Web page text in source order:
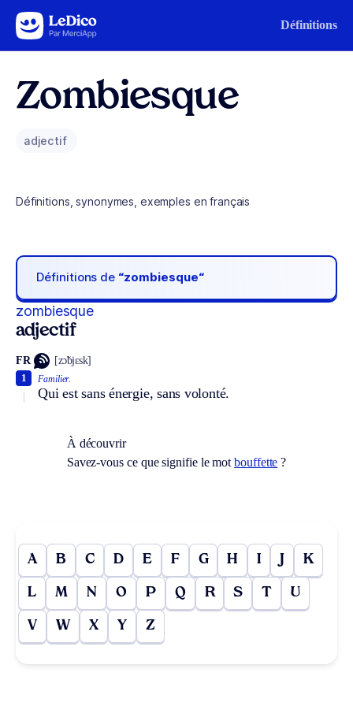
Aller au contenu Définitions
Zombiesque
adjectif
Définitions, synonymes, exemples en français
Définitions de “zombiesque“
zombiesque
adjectif
FR [zɔ̃bjɛsk]
Familier.
Qui est sans énergie, sans volonté.
1
À découvrir
Savez-vous ce que signifie le motbouffette ?
A B C D E F G H I J K
L M N O P Q R S T U
V W X Y Z